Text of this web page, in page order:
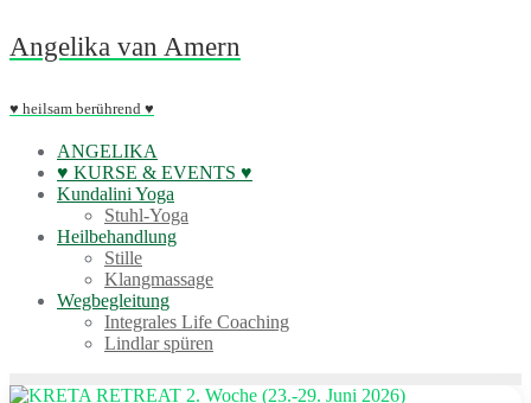
Skip
to
Angelika van Amern
♥ heilsam berührend ♥
ANGELIKA
♥ KURSE & EVENTS ♥
Kundalini Yoga
Stuhl-Yoga
Heilbehandlung
Stille
Klangmassage
Wegbegleitung
Integrales Life Coaching
Lindlar spüren